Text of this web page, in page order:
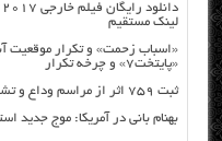
لینک مستقیم
«اسباب زحمت» و تکرار موقعیت
«پایتخت۷» و چرخه تکرار
ثبت ۷۵۹ اثر از مراسم وداع و تشییع رهبر شهید انقلاب
بهنام بانی در آمریکا: موج جدید